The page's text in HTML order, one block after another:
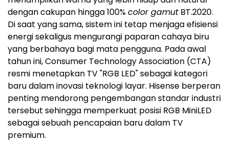
dengan cakupan hingga 100%color gamut BT.2020.
Di saat yang sama, sistem ini tetap menjaga efisiensi
energi sekaligus mengurangi paparan cahaya biru
yang berbahaya bagi mata pengguna. Pada awal
tahun ini, Consumer Technology Association (CTA)
resmi menetapkan TV "RGB LED" sebagai kategori
baru dalam inovasi teknologi layar. Hisense berperan
penting mendorong pengembangan standar industri
tersebut sehingga memperkuat posisi RGB MiniLED
sebagai sebuah pencapaian baru dalam TV
premium.